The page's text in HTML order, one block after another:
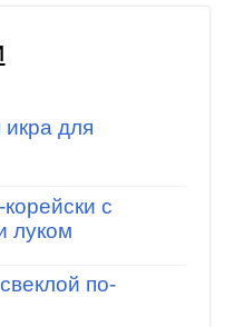
икра для
с
луком
по-